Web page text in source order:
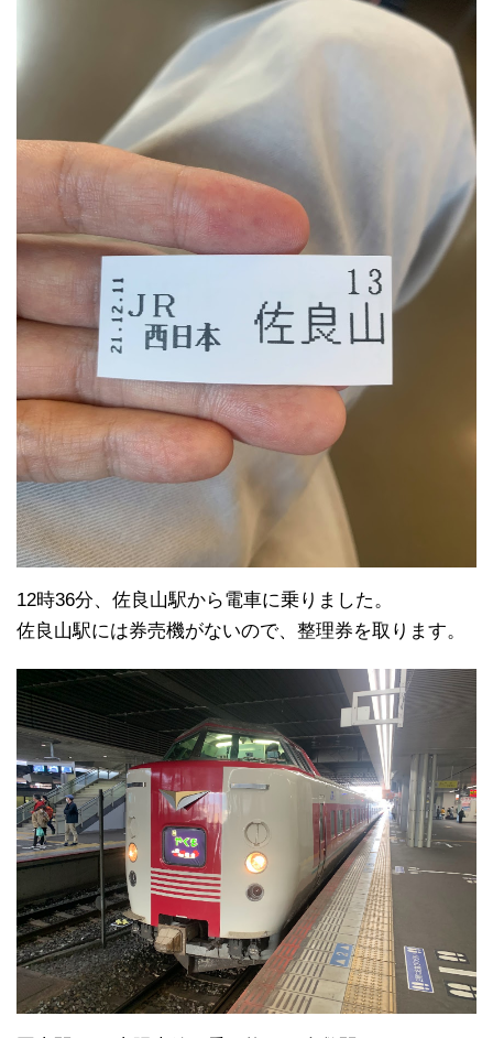
12時36分、佐良山駅から電車に乗りました。
佐良山駅には券売機がないので、整理券を取ります。